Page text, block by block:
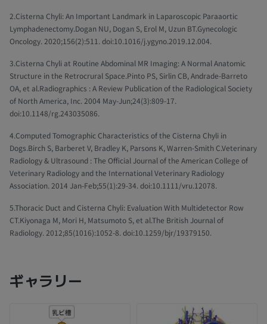
2.Cisterna Chyli: An Important Landmark in Laparoscopic Paraaortic
Lymphadenectomy.Dogan NU, Dogan S, Erol M, Uzun BT.Gynecologic
Oncology. 2020;156(2):511. doi:10.1016/j.ygyno.2019.12.004.
3.Cisterna Chyli at Routine Abdominal MR Imaging: A Normal Anatomic
Structure in the Retrocrural Space.Pinto PS, Sirlin CB, Andrade-Barreto
OA, et al.Radiographics : A Review Publication of the Radiological Society
of North America, Inc. 2004 May-Jun;24(3):809-17.
doi:10.1148/rg.243035086.
4.Computed Tomographic Characteristics of the Cisterna Chyli in
Dogs.Birch S, Barberet V, Bradley K, Parsons K, Warren-Smith C.Veterinary
Radiology & Ultrasound : The Official Journal of the American College of
Veterinary Radiology and the International Veterinary Radiology
Association. 2014 Jan-Feb;55(1):29-34. doi:10.1111/vru.12078.
5.Thoracic Duct and Cisterna Chyli: Evaluation With Multidetector Row
CT.Kiyonaga M, Mori H, Matsumoto S, et al.The British Journal of
Radiology. 2012;85(1016):1052-8. doi:10.1259/bjr/19379150.
ギャラリー